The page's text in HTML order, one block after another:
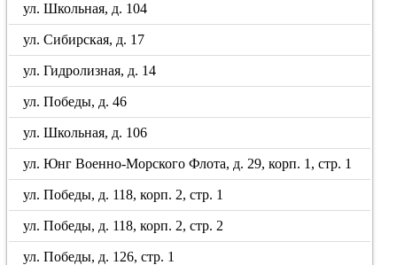
ул. Школьная, д. 104
ул. Сибирская, д. 17
ул. Гидролизная, д. 14
ул. Победы, д. 46
ул. Школьная, д. 106
ул. Юнг Военно-Морского Флота, д. 29, корп. 1, стр. 1
ул. Победы, д. 118, корп. 2, стр. 1
ул. Победы, д. 118, корп. 2, стр. 2
ул. Победы, д. 126, стр. 1